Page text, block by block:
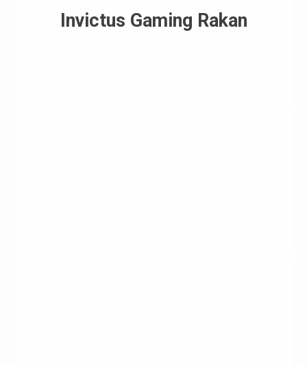
Invictus Gaming Rakan